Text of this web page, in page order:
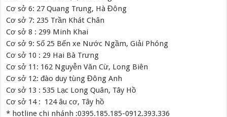
Cơ sở 6: 27 Quang Trung, Hà Đông
Cơ sở 7: 235 Trần Khát Chân
Cơ sở 8 : 299 Minh Khai
Cơ sở 9: Số 25 Bến xe Nước Ngầm, Giải Phóng
Cơ sở 10 : 29 Hai Bà Trưng
Cơ sở 11: 162 Nguyễn Văn Cừ, Long Biên
Cơ sở 12: đào duy tùng Đông Anh
Cơ sở 13 : 535 Lạc Long Quân, Tây Hồ
Cơ sở 14 : 124 âu cơ, Tây hồ
* hotline chi nhánh :0395.185.185-0912.393.336